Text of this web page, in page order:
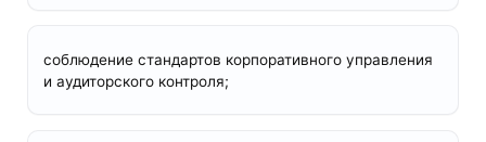
соблюдение стандартов корпоративного управления
и аудиторского контроля;